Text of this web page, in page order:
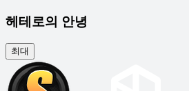
헤테로의 안녕
최대